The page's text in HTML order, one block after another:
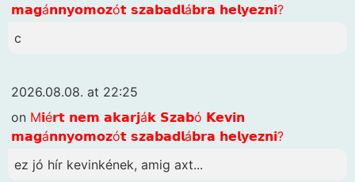
𝗺𝗮𝗴á𝗻𝗻𝘆𝗼𝗺𝗼𝘇ó𝘁 𝘀𝘇𝗮𝗯𝗮𝗱𝗹á𝗯𝗿𝗮 𝗵𝗲𝗹𝘆𝗲𝘇𝗻𝗶?
c
2026.08.08. at 22:25
on M𝗶é𝗿𝘁 𝗻𝗲𝗺 𝗮𝗸𝗮𝗿𝗷á𝗸 𝗦𝘇𝗮𝗯ó 𝗞𝗲𝘃𝗶𝗻
𝗺𝗮𝗴á𝗻𝗻𝘆𝗼𝗺𝗼𝘇ó𝘁 𝘀𝘇𝗮𝗯𝗮𝗱𝗹á𝗯𝗿𝗮 𝗵𝗲𝗹𝘆𝗲𝘇𝗻𝗶?
ez jó hír kevinkének, amig axt...